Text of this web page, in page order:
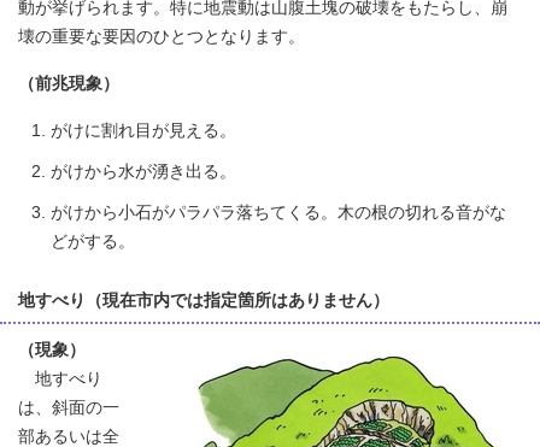
動が挙げられます。特に地震動は山腹土塊の破壊をもたらし、崩
壊の重要な要因のひとつとなります。
（前兆現象）
がけに割れ目が見える。
がけから水が湧き出る。
がけから小石がパラパラ落ちてくる。木の根の切れる音がな
どがする。
地すべり（現在市内では指定箇所はありません）
（現象）
地すべり
は、斜面の一
部あるいは全